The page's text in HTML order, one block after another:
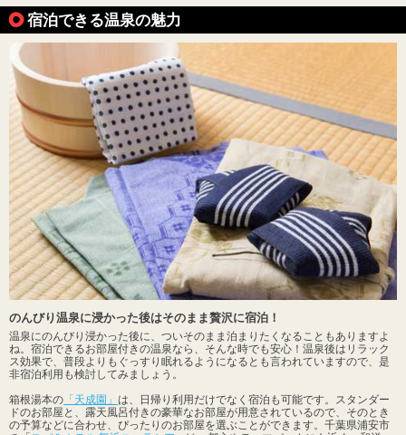
宿泊できる温泉の魅力
のんびり温泉に浸かった後はそのまま贅沢に宿泊！
温泉にのんびり浸かった後に、ついそのまま泊まりたくなることもありますよ
ね。宿泊できるお部屋付きの温泉なら、そんな時でも安心！温泉後はリラック
ス効果で、普段よりもぐっすり眠れるようになるとも言われていますので、是
非宿泊利用も検討してみましょう。
箱根湯本の 「天成園」 は、日帰り利用だけでなく宿泊も可能です。スタンダー
ドのお部屋と、露天風呂付きの豪華なお部屋が用意されているので、そのとき
の予算などに合わせ、ぴったりのお部屋を選ぶことができます。千葉県浦安市